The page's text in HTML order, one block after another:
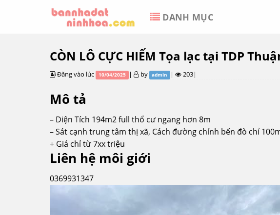
DANH MỤC
CÒN LÔ CỰC HIẾM Tọa lạc tại TDP
Đăng vào lúc 10/04/2025 | by admin | 203|
Mô tả
– Diện Tích 194m2 full thổ cư ngang hơn 8m
– Sát cạnh trung tâm thị xã, Cách đường chính bến đò chỉ
+ Giá chỉ từ 7xx triệu
Liên hệ môi giới
0369931347